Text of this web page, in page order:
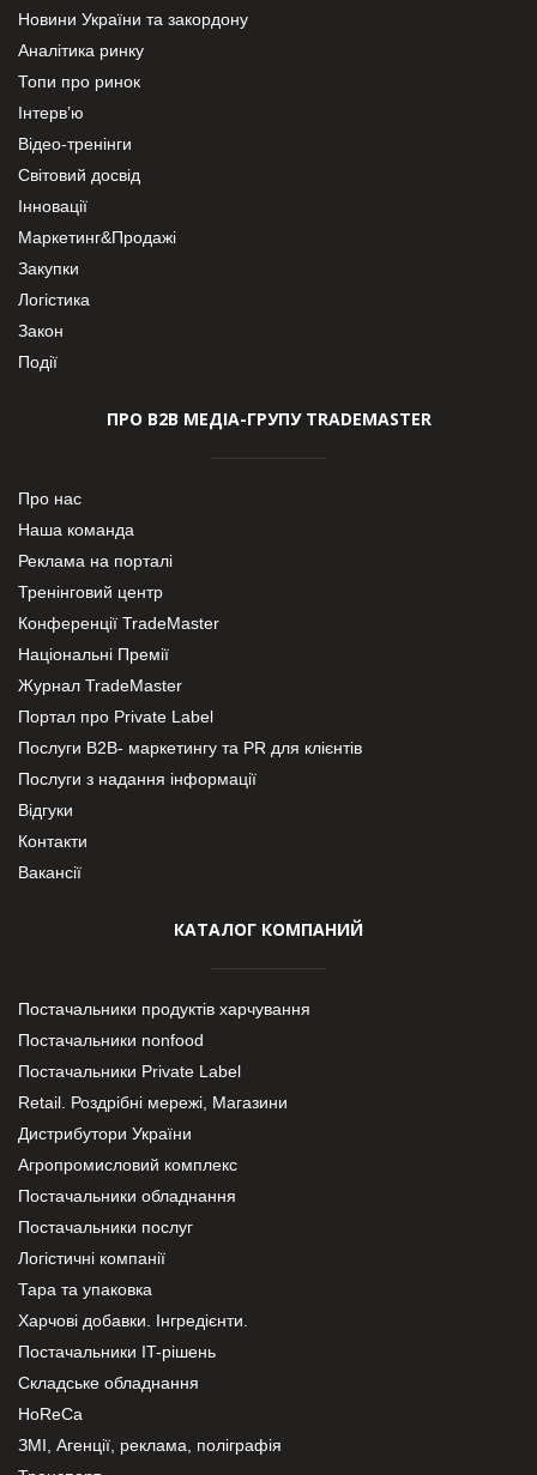
Новини України та закордону
Аналітика ринку
Топи про ринок
Інтерв’ю
Відео-тренінги
Світовий досвід
Інновації
Маркетинг&Продажі
Закупки
Логістика
Закон
Події
ПРО В2В МЕДІА-ГРУПУ TRADEMASTER
Про нас
Наша команда
Реклама на порталі
Тренінговий центр
Конференції TradeMaster
Національні Премії
Журнал TradeMaster
Портал про Private Label
Послуги В2В- маркетингу та PR для клієнтів
Послуги з надання інформації
Відгуки
Контакти
Вакансії
КАТАЛОГ КОМПАНИЙ
Постачальники продуктів харчування
Постачальники nonfood
Постачальники Private Label
Retail. Роздрібні мережі, Магазини
Дистрибутори України
Агропромисловий комплекс
Постачальники обладнання
Постачальники послуг
Логістичні компанії
Тара та упаковка
Харчові добавки. Інгредієнти.
Постачальники IT-рішень
Складське обладнання
HoReCa
ЗМІ, Агенції, реклама, поліграфія